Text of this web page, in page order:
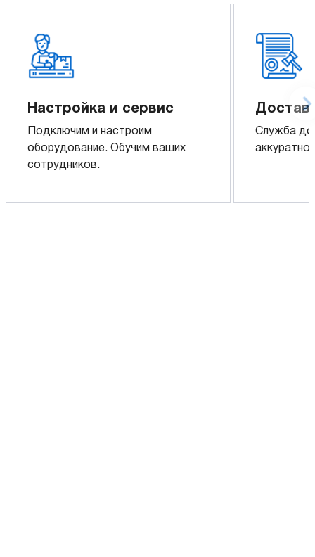
Настройка и сервис
Подключим и настроим
оборудование. Обучим ваших
сотрудников.
Служба
аккуратно